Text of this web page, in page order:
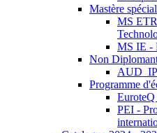
Mastère
MS
MS IE -
Non
Programme
PEI -